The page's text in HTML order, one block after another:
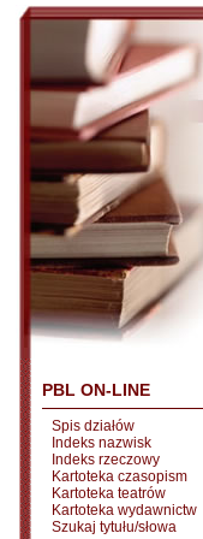
PBL ON-LINE
Spis działów
Indeks nazwisk
Indeks rzeczowy
Kartoteka czasopism
Kartoteka teatrów
Kartoteka wydawnictw
Szukaj tytułu/słowa